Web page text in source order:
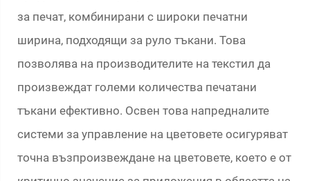
за печат, комбинирани с широки печатни
ширина, подходящи за руло тъкани. Това
позволява на производителите на текстил да
произвеждат големи количества печатани
тъкани ефективно. Освен това напредналите
системи за управление на цветовете осигуряват
точна възпроизвеждане на цветовете, което е от